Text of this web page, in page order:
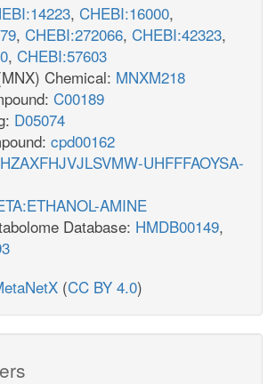
, CHEBI:16000,
, CHEBI:272066, CHEBI:42323,
, CHEBI:57603
Chemical: MNXM218
C00189
D05074
cpd00162
HZAXFHJVJLSVMW-UHFFFAOYSA-
AMINE
Database: HMDB00149,
(CC BY 4.0)